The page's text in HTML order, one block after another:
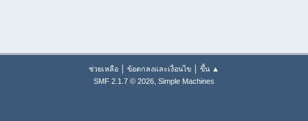
ช่วยเหลือ | ข้อตกลงและเงื่อนไข | ขึ้น ▲
SMF 2.1.7 © 2026, Simple Machines